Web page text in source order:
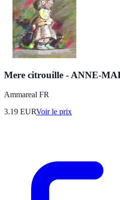
Mere citrouille - ANNE-
Ammareal FR
3.19 EURVoir le prix